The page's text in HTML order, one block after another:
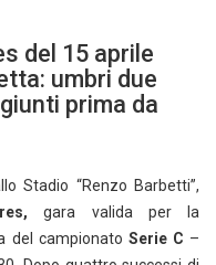
del 15 aprile
umbri due
prima da
Stadio “Renzo Barbetti”,
gara valida per la
del campionato Serie C –